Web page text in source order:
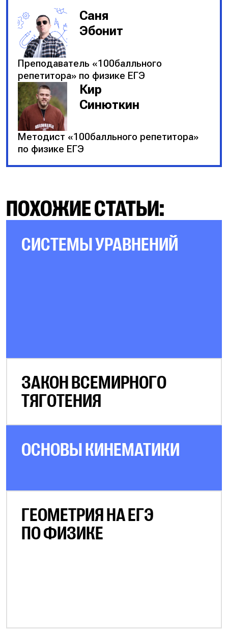
Саня
Эбонит
Преподаватель «100балльного
репетитора» по физике ЕГЭ
Кир
Синюткин
Методист «100балльного репетитора»
по физике ЕГЭ
ПОХОЖИЕ СТАТЬИ:
СИСТЕМЫ УРАВНЕНИЙ
ЗАКОН ВСЕМИРНОГО
ТЯГОТЕНИЯ
ОСНОВЫ КИНЕМАТИКИ
ГЕОМЕТРИЯ НА ЕГЭ
ПО ФИЗИКЕ